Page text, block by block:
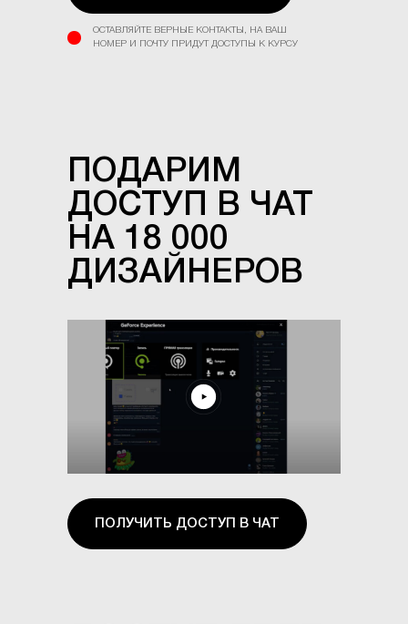
ПОДАРИМ
ДОСТУП В ЧАТ
НА 18 000
ДИЗАЙНЕРОВ
ПОЛУЧИТЬ ДОСТУП В ЧАТ
ОСТАВЛЯЙТЕ ВЕРНЫЕ КОНТАКТЫ, НА ВАШ
НОМЕР И ПОЧТУ ПРИДУТ ДОСТУПЫ К КУРСУ
▲